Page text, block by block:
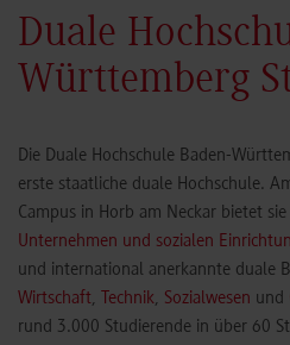
Duale
Württemberg
Die Duale Hochschule Baden-
erste staatliche duale Hochschule.
Campus in Horb am Neckar bietet
Unternehmen und sozialen
und international anerkannte duale
Wirtschaft, Technik, Sozialwesen und
rund 3.000 Studierende in über 60